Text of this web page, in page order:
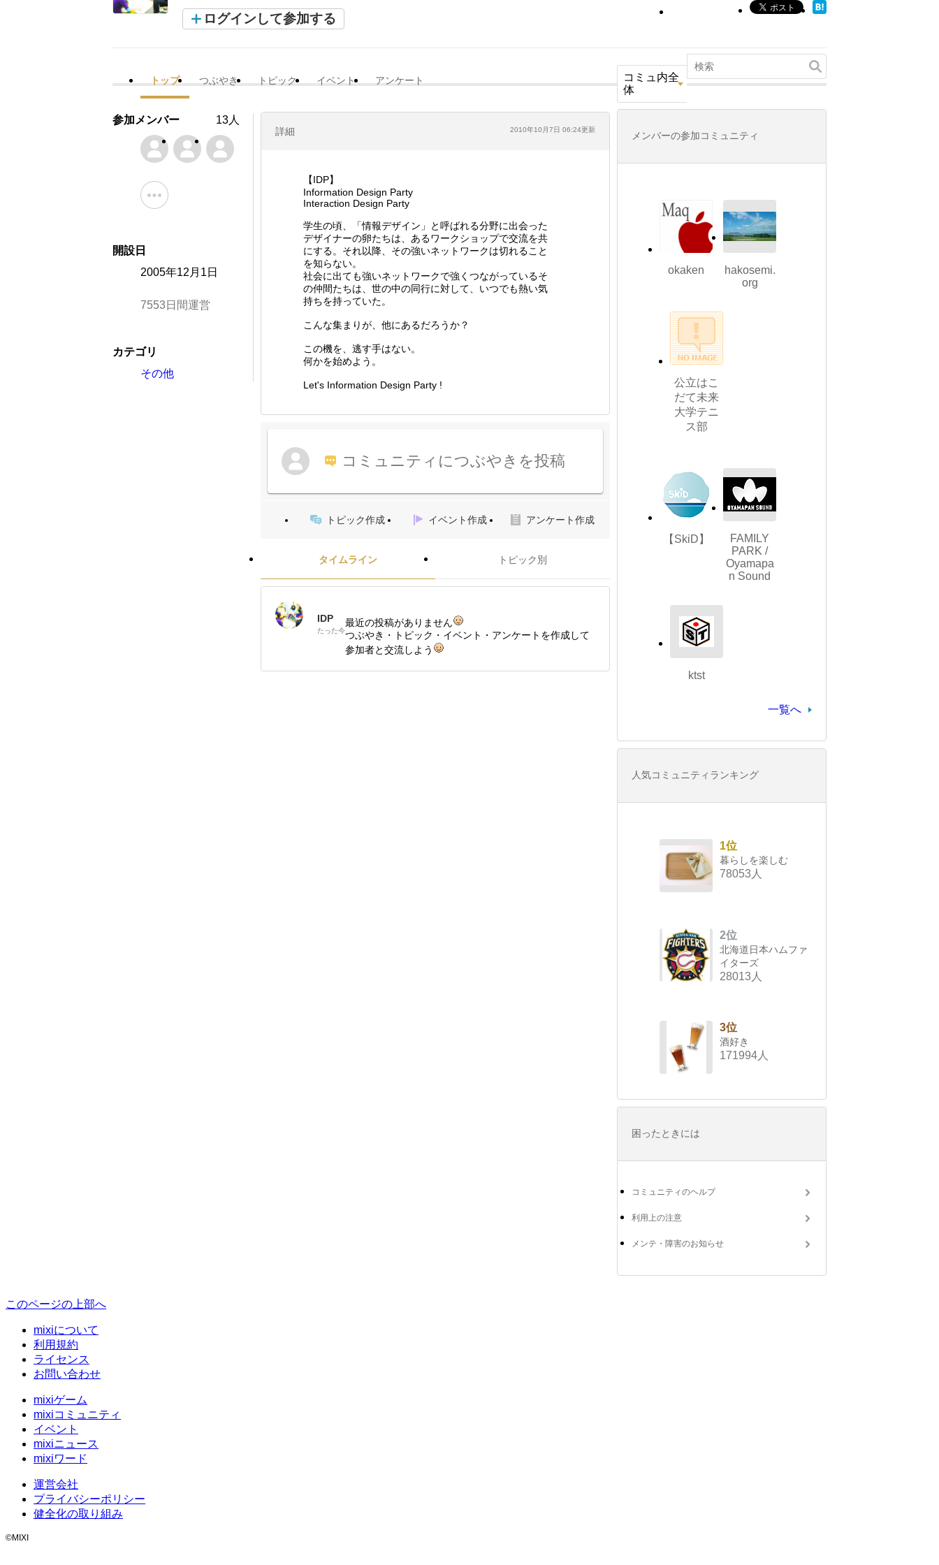
ログインして参加する
トップ つぶやき トピック イベント アンケート
コミュ内全
体
詳細 2010年10月7日 06:24更新
【IDP】
Information Design Party
Interaction Design Party
学生の頃、「情報デザイン」と呼ばれる分野に出会った
デザイナーの卵たちは、あるワークショップで交流を共
にする。それ以降、その強いネットワークは切れること
を知らない。
社会に出ても強いネットワークで強くつながっているそ
の仲間たちは、世の中の同行に対して、いつでも熱い気
持ちを持っていた。
こんな集まりが、他にあるだろうか？
この機を、逃す手はない。
何かを始めよう。
Let's Information Design Party !
コミュニティにつぶやきを投稿
トピック作成 イベント作成 アンケート作成
タイムライン トピック別
IDP
たった今
最近の投稿がありません
つぶやき・トピック・イベント・アンケートを作成して
参加者と交流しよう
参加メンバー 13人
開設日
2005年12月1日
7553日間運営
カテゴリ
その他
メンバーの参加コミュニティ
okaken
hakosemi.
org
公立はこ
だて未来
大学テニ
ス部
【SkiD】
FAMILY
PARK /
Oyamapa
n Sound
ktst
一覧へ
人気コミュニティランキング
1位
暮らしを楽しむ
78053人
2位
北海道日本ハムファ
イターズ
28013人
3位
酒好き
171994人
困ったときには
コミュニティのヘルプ
利用上の注意
メンテ・障害のお知らせ
このページの上部へ
mixiについて
利用規約
ライセンス
お問い合わせ
mixiゲーム
mixiコミュニティ
イベント
mixiニュース
mixiワード
運営会社
プライバシーポリシー
健全化の取り組み
©MIXI